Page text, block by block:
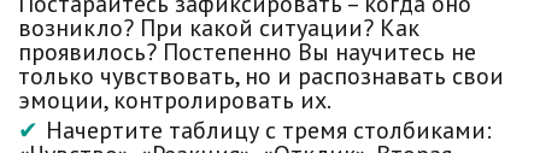
возникло? При какой ситуации? Как
проявилось? Постепенно Вы научитесь не
только чувствовать, но и распознавать свои
эмоции, контролировать их.
Начертите таблицу с тремя столбиками: